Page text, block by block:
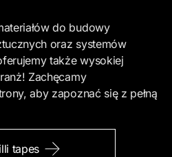
do budowy
oraz systemów
także wysokiej
Zachęcamy
aby zapoznać się z pełną
tapes